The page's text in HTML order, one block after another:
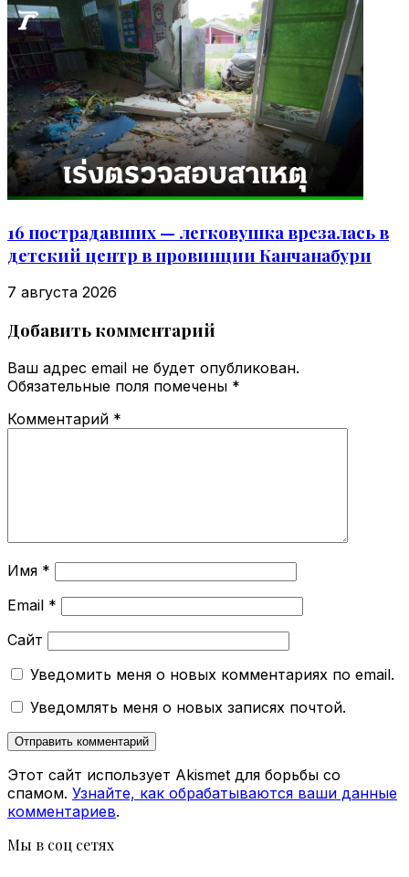
16 пострадавших — легковушка врезалась в
детский центр в провинции Канчанабури
7 августа 2026
Добавить комментарий
Ваш адрес email не будет опубликован.
Обязательные поля помечены *
Комментарий *
Имя *
Email *
Сайт
Уведомить меня о новых комментариях по email.
Уведомлять меня о новых записях почтой.
Этот сайт использует Akismet для борьбы со
спамом. Узнайте, как обрабатываются ваши данные
комментариев.
Мы в соц сетях